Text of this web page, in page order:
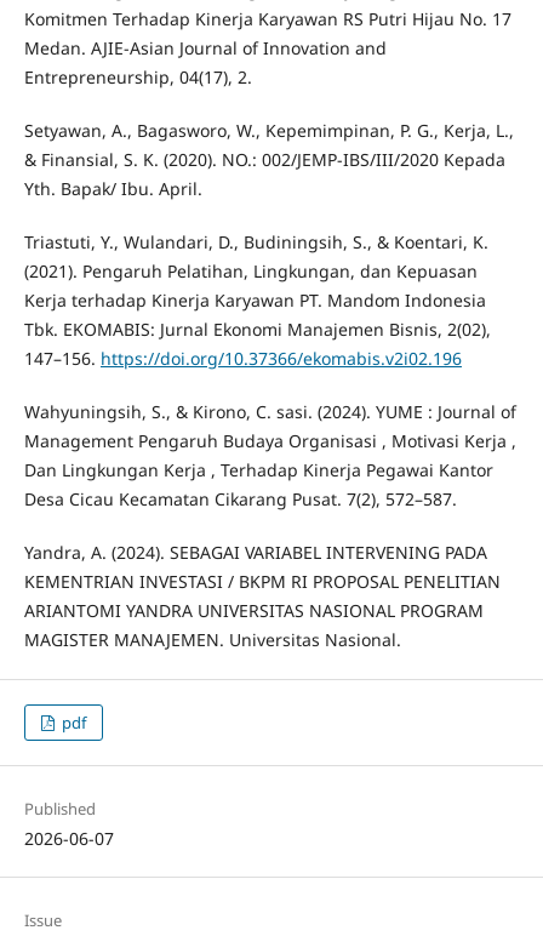
Komitmen Terhadap Kinerja Karyawan RS Putri Hijau No. 17
Medan. AJIE-Asian Journal of Innovation and
Entrepreneurship, 04(17), 2.
Setyawan, A., Bagasworo, W., Kepemimpinan, P. G., Kerja, L.,
& Finansial, S. K. (2020). NO.: 002/JEMP-IBS/III/2020 Kepada
Yth. Bapak/ Ibu. April.
Triastuti, Y., Wulandari, D., Budiningsih, S., & Koentari, K.
(2021). Pengaruh Pelatihan, Lingkungan, dan Kepuasan
Kerja terhadap Kinerja Karyawan PT. Mandom Indonesia
Tbk. EKOMABIS: Jurnal Ekonomi Manajemen Bisnis, 2(02),
147–156. https://doi.org/10.37366/ekomabis.v2i02.196
Wahyuningsih, S., & Kirono, C. sasi. (2024). YUME : Journal of
Management Pengaruh Budaya Organisasi , Motivasi Kerja ,
Dan Lingkungan Kerja , Terhadap Kinerja Pegawai Kantor
Desa Cicau Kecamatan Cikarang Pusat. 7(2), 572–587.
Yandra, A. (2024). SEBAGAI VARIABEL INTERVENING PADA
KEMENTRIAN INVESTASI / BKPM RI PROPOSAL PENELITIAN
ARIANTOMI YANDRA UNIVERSITAS NASIONAL PROGRAM
MAGISTER MANAJEMEN. Universitas Nasional.
pdf
Published
2026-06-07
Issue